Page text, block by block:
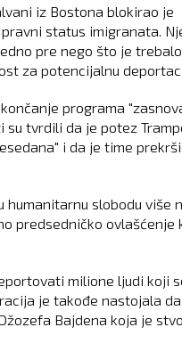
iz Bostona blokirao je
status imigranata.
pre nego što je
za potencijalnu
programa
su tvrdili da je potez
i da je time
humanitarnu slobodu više
predsedničko ovlašćenje
milione ljudi koji
je takođe nastojala da
Bajdena koja je